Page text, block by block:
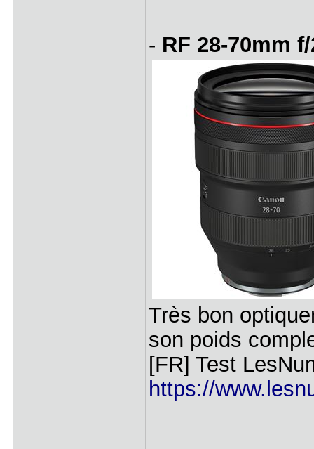
- RF 28-70mm
Très bon
son poids
[FR] Test
https://